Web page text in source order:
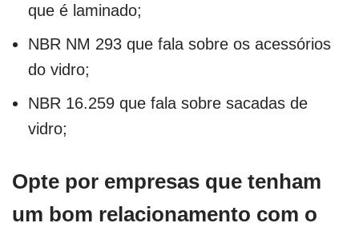
que é laminado;
NBR NM 293 que fala sobre os acessórios
do vidro;
NBR 16.259 que fala sobre sacadas de
vidro;
Opte por empresas que tenham
um bom relacionamento com o